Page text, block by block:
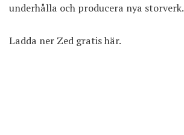
underhålla och producera nya storverk.
Ladda ner Zed gratis här.